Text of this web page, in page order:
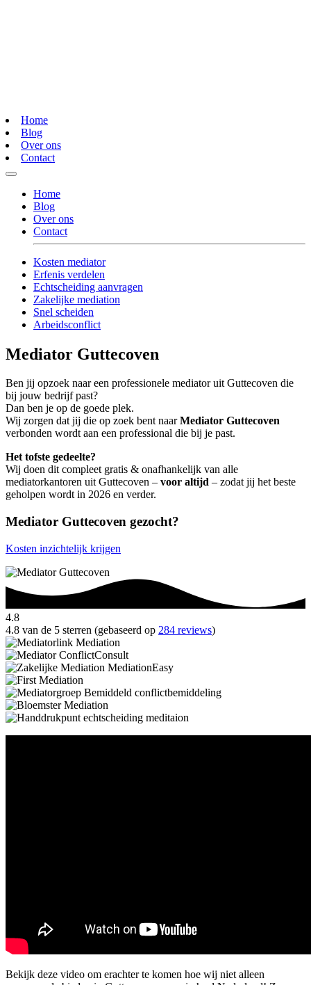
Home
Blog
Over ons
Contact
Home
Blog
Over ons
Contact
Kosten mediator
Erfenis verdelen
Echtscheiding aanvragen
Zakelijke mediation
Snel scheiden
Arbeidsconflict
Mediator Guttecoven
Ben jij opzoek naar een professionele mediator uit Guttecoven die
bij jouw bedrijf past?
Dan ben je op de goede plek.
Wij zorgen dat jij die op zoek bent naarMediator Guttecoven
verbonden wordt aan een professional die bij je past.
Het tofste gedeelte?
Wij doen dit compleet gratis & onafhankelijk van alle
mediatorkantoren uit Guttecoven – voor altijd – zodat jij het beste
geholpen wordt in 2026 en verder.
Mediator Guttecoven gezocht?
Kosten inzichtelijk krijgen
4.8
4.8 van de 5 sterren (gebaseerd op 284 reviews)
Bekijk deze video om erachter te komen hoe wij niet alleen